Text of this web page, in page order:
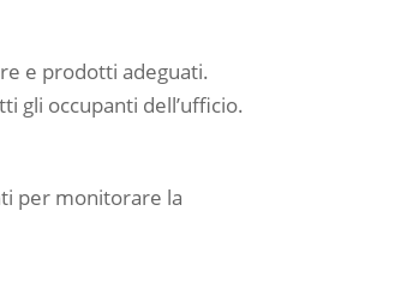
e prodotti adeguati.
gli occupanti dell’ufficio.
per monitorare la